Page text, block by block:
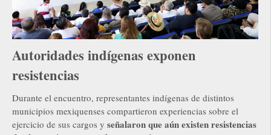
Autoridades indígenas exponen
resistencias
Durante el encuentro, representantes indígenas de distintos
municipios mexiquenses compartieron experiencias sobre el
ejercicio de sus cargos y señalaron que aún existen resistencias